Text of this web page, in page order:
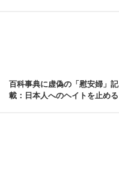
百科事典に虚偽の「慰安婦」記
載：日本人へのヘイトを止める